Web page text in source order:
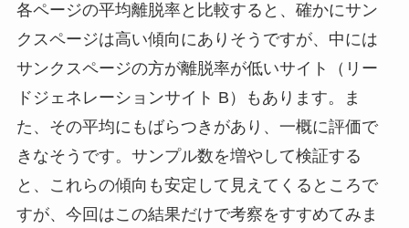
各ページの平均離脱率と比較すると、確かにサン
クスページは高い傾向にありそうですが、中には
サンクスページの方が離脱率が低いサイト（リー
ドジェネレーションサイト B）もあります。ま
た、その平均にもばらつきがあり、一概に評価で
きなそうです。サンプル数を増やして検証する
と、これらの傾向も安定して見えてくるところで
すが、今回はこの結果だけで考察をすすめてみま